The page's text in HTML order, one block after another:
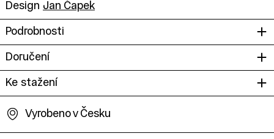
Design Jan Čapek
Podrobnosti
Doručení
Ke stažení
Vyrobeno v Česku